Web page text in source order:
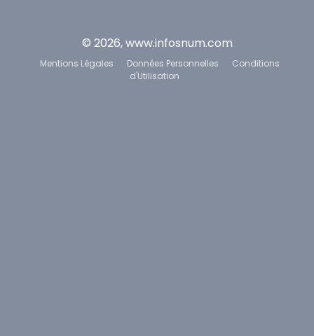
© 2026, www.infosnum.com
Mentions Légales Données Personnelles
Conditions
d'Utilisation